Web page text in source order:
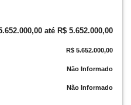
até R$ 5.652.000,00
R$ 5.652.000,00
Não Informado
Não Informado